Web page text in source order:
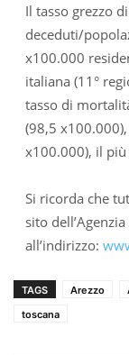
Il tasso grezzo
deceduti/
x100.000
italiana (11°
tasso di
(98,5
x100.000), il più
Si ricorda che
sito
all’indirizzo:
TAGS Arezzo
toscana